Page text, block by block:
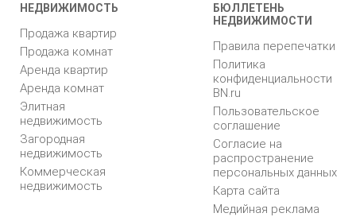
НЕДВИЖИМОСТЬ
Продажа квартир
Продажа комнат
Аренда квартир
Аренда комнат
Элитная
недвижимость
Загородная
недвижимость
Коммерческая
недвижимость
БЮЛЛЕТЕНЬ
НЕДВИЖИМОСТИ
Правила перепечатки
Политика
конфиденциальности
BN.ru
Пользовательское
соглашение
Согласие на
распространение
персональных данных
Карта сайта
Медийная реклама